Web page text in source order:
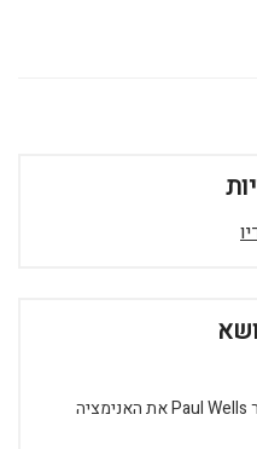
בספרו העוסק באנימציה וז'אנר, מתאר Paul Wells את האנימציה